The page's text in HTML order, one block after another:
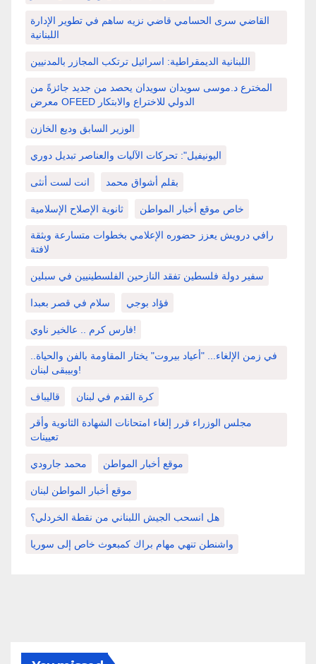
القاضي سرى الحسامي قاضي نزيه ساهم في تطوير الإدارة
اللبنانية
اللبنانية الديمقراطية: اسرائيل ترتكب المجازر بالمدنيين
المخترع د.موسى سويدان سويدان يحصد من جديد جائزةً من
معرض OFEED الدولي للاختراع والابتكار
الوزير السابق وديع الخازن
اليونيفيل": تحركات الآليات والعناصر تبديل دوري
انت لست أنثى بقلم أشواق محمد
ثانوية الإصلاح الإسلامية خاص موقع أخبار المواطن
رافي درويش يعزز حضوره الإعلامي بخطوات متسارعة وبثقة
لافتة
سفير دولة فلسطين تفقد النازحين الفلسطينيين في سبلين
سلام في قصر بعبدا فؤاد بوجي
فارس كرم .. عالخير ناوي!
في زمن الإلغاء... "أعياد بيروت" يختار المقاومة بالفن والحياة..
وبيبقى لبنان!
قاليباف كرة القدم في لبنان
مجلس الوزراء قرر إلغاء امتحانات الشهادة الثانوية وأقر
تعيينات
محمد جارودي موقع أخبار المواطن
موقع أخبار المواطن لبنان
هل انسحب الجيش اللبناني من نقطة الخردلي؟
واشنطن تنهي مهام براك كمبعوث خاص إلى سوريا